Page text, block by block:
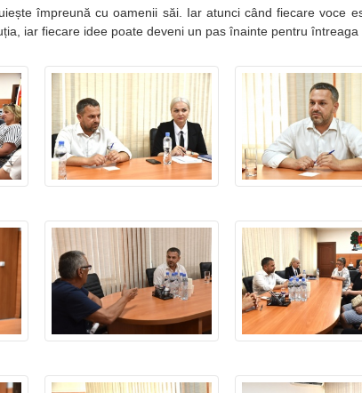
împreună cu oamenii săi. Iar atunci când fiecare voce
iar fiecare idee poate deveni un pas înainte pentru întreaga